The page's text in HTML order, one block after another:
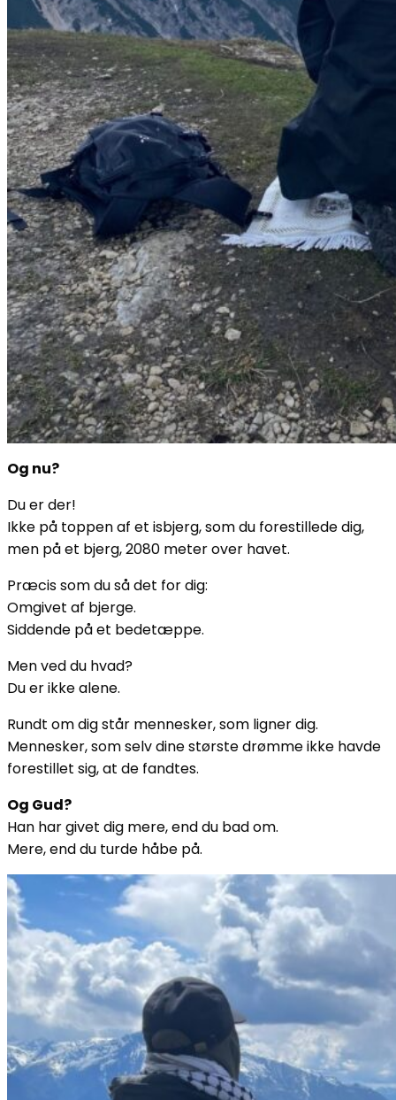
Og nu?
Du er der!
Ikke på toppen af et isbjerg, som du forestillede dig,
men på et bjerg, 2080 meter over havet.
Præcis som du så det for dig:
Omgivet af bjerge.
Siddende på et bedetæppe.
Men ved du hvad?
Du er ikke alene.
Rundt om dig står mennesker, som ligner dig.
Mennesker, som selv dine største drømme ikke havde
forestillet sig, at de fandtes.
Og Gud?
Han har givet dig mere, end du bad om.
Mere, end du turde håbe på.